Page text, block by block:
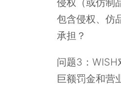
侵权（或仿
包含侵权、仿
承担？
问题3：WISH
巨额罚金和营